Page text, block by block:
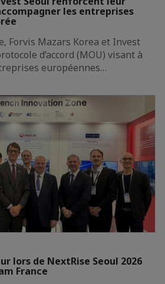
les entreprises
Forvis Mazars Korea et Invest
d’accord (MOU) visant à
européennes…
lors de NextRise Seoul 2026
France